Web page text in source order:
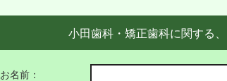
小田歯科・矯正歯科に関する
お名前：